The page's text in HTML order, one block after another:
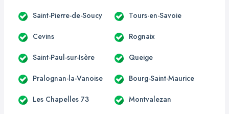
Saint-Pierre-de-Soucy Tours-en-Savoie
Cevins Rognaix
Saint-Paul-sur-Isère Queige
Pralognan-la-Vanoise Bourg-Saint-Maurice
Les Chapelles 73 Montvalezan